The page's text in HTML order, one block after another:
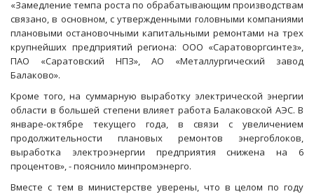
«Замедление темпа роста по обрабатывающим производствам
связано, в основном, с утвержденными головными компаниями
плановыми остановочными капитальными ремонтами на трех
крупнейших предприятий региона: ООО «Саратоворгсинтез»,
ПАО «Саратовский НПЗ», АО «Металлургический завод
Балаково».
Кроме того, на суммарную выработку электрической энергии
области в большей степени влияет работа Балаковской АЭС. В
январе-октябре текущего года, в связи с увеличением
продолжительности плановых ремонтов энергоблоков,
выработка электроэнергии предприятия снижена на 6
процентов», - пояснило минпромэнерго.
Вместе с тем в министерстве уверены, что в целом по году